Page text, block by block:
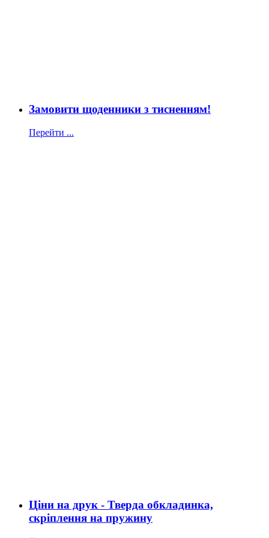
Замовити щоденники з тисненням!
Перейти ...
Ціни на друк - Тверда обкладинка,
скріплення на пружину